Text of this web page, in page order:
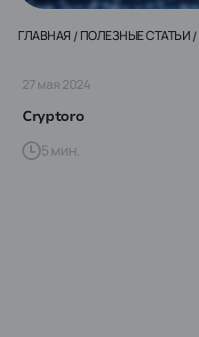
ГЛАВНАЯ ПОЛЕЗНЫЕ СТАТЬИ
27 мая 2024
Cryptoro
5 мин.